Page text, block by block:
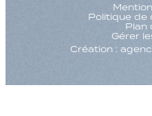
Politique de
Plan
Gérer
Création :